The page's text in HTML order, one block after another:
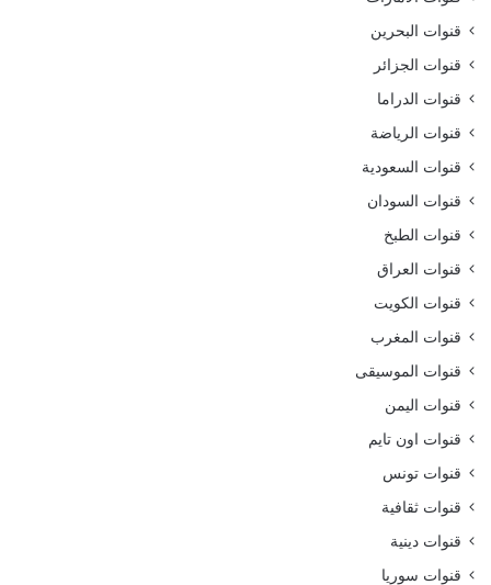
قنوات البحرين
قنوات الجزائر
قنوات الدراما
قنوات الرياضة
قنوات السعودية
قنوات السودان
قنوات الطبخ
قنوات العراق
قنوات الكويت
قنوات المغرب
قنوات الموسيقى
قنوات اليمن
قنوات اون تايم
قنوات تونس
قنوات ثقافية
قنوات دينية
قنوات سوريا